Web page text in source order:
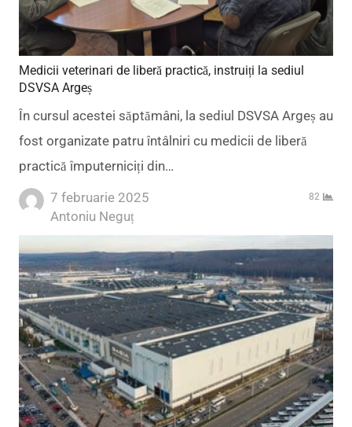
Medicii veterinari de liberă practică, instruiți la sediul
DSVSA Argeș
În cursul acestei săptămâni, la sediul DSVSA Argeș au
fost organizate patru întâlniri cu medicii de liberă
practică împuterniciți din…
7 februarie 2025
Author
Antoniu Neguț
82